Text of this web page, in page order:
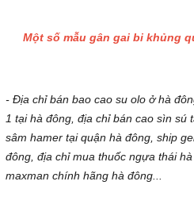
Một số mẫu gân gai bi khủng
- Địa chỉ bán bao cao su olo ở hà
1 tại hà đông, địa chỉ bán cao sìn sú
sâm hamer tại quận hà đông, ship
đông, địa chỉ mua thuốc ngựa thái
maxman chính hãng hà đông...